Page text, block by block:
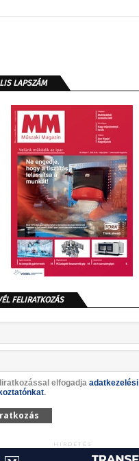
LAPSZÁM
FELIRATKOZÁS
elfogadja adatkezelési
.
HIRDETÉS